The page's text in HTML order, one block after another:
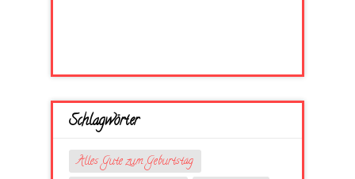
Schlagwörter
Alles Gute zum Geburtstag